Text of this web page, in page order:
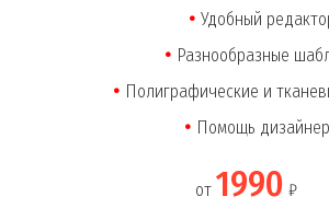
Удобный
Разнообразные
Полиграфические и
Помощь
от 1990 ₽